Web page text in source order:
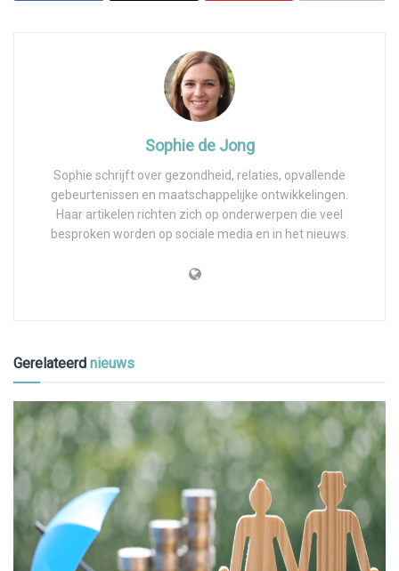
Sophie de Jong
Sophie schrijft over gezondheid, relaties, opvallende
gebeurtenissen en maatschappelijke ontwikkelingen.
Haar artikelen richten zich op onderwerpen die veel
besproken worden op sociale media en in het nieuws.
Gerelateerd nieuws